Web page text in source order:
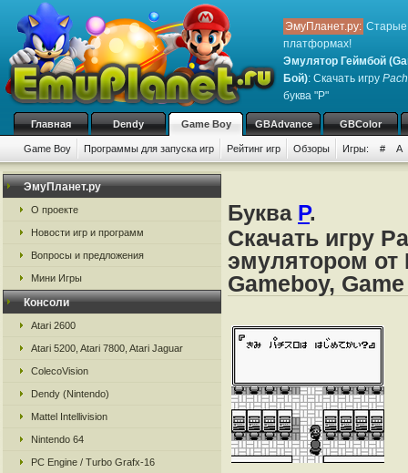
ЭмуПланет.ру: Старые
платформах!
Эмулятор Геймбой
Бой): Скачать игру
буква "P"
Главная Dendy Game Boy GBAdvance GBColor
Game Boy Программы для запуска игр Рейтинг игр Обзоры Игры: # A
ЭмуПланет.ру
О проекте
Новости игр и программ
Вопросы и предложения
Мини Игры
Консоли
Atari 2600
Atari 5200, Atari 7800, Atari Jaguar
ColecoVision
Dendy (Nintendo)
Mattel Intellivision
Nintendo 64
PC Engine / Turbo Grafx-16
Буква P.
Скачать игру
эмулятором от
Gameboy,